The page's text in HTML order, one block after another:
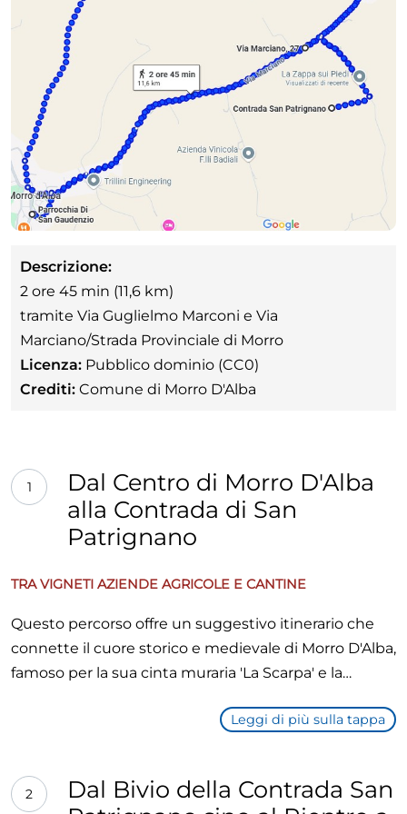
Descrizione:
2 ore 45 min (11,6 km)
tramite Via Guglielmo Marconi e Via
Marciano/Strada Provinciale di Morro
Licenza: Pubblico dominio (CC0)
Crediti: Comune di Morro D'Alba
1
Dal Centro di Morro D'Alba
alla Contrada di San
Patrignano
TRA VIGNETI AZIENDE AGRICOLE E CANTINE
Questo percorso offre un suggestivo itinerario che
connette il cuore storico e medievale di Morro D'Alba,
famoso per la sua cinta muraria 'La Scarpa' e la
tranquilla Contrada di San Patrignano. Lasciandosi
collinare marchigiano, caratterizzato da un mosaico
Leggi di più sulla tappa
2
Dal Bivio della Contrada San